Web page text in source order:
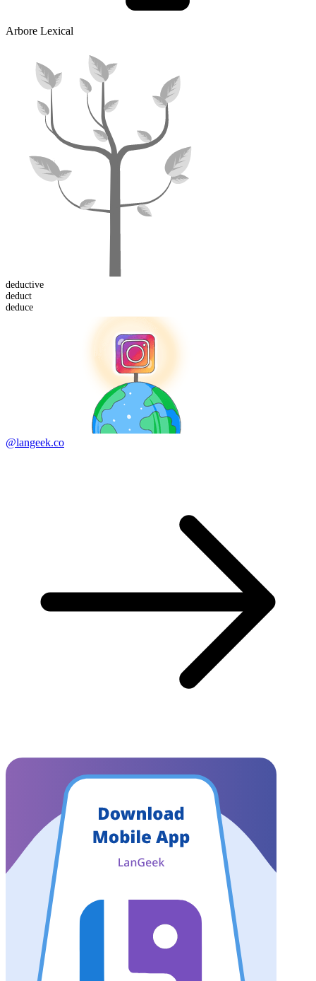
Arbore Lexical
deductive
deduct
deduce
@langeek.co